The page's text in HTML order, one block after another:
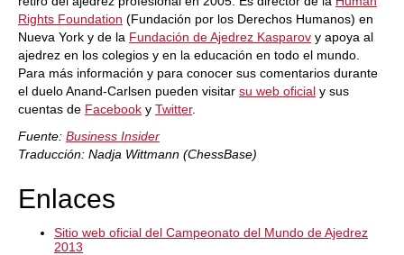
Rights Foundation (Fundación por los Derechos Humanos) en
Nueva York y de la Fundación de Ajedrez Kasparov y apoya al
ajedrez en los colegios y en la educación en todo el mundo.
Para más información y para conocer sus comentarios durante
el duelo Anand-Carlsen pueden visitar su web oficial y sus
cuentas de Facebook y Twitter.
Fuente: Business Insider
Traducción: Nadja Wittmann (ChessBase)
Enlaces
Sitio web oficial del Campeonato del Mundo de Ajedrez
2013